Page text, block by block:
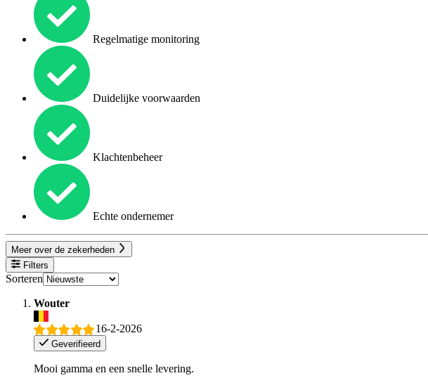
Regelmatige monitoring
Duidelijke voorwaarden
Klachtenbeheer
Echte ondernemer
Meer over de zekerheden
Filters
Sorteren
Wouter
16-2-2026
Geverifieerd
Mooi gamma en een snelle levering.